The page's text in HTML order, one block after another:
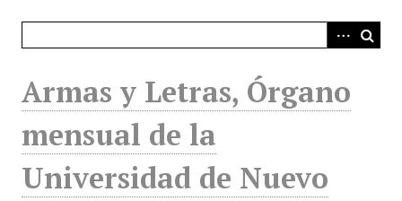
Armas y Letras, Órgano
mensual de la
Universidad de Nuevo